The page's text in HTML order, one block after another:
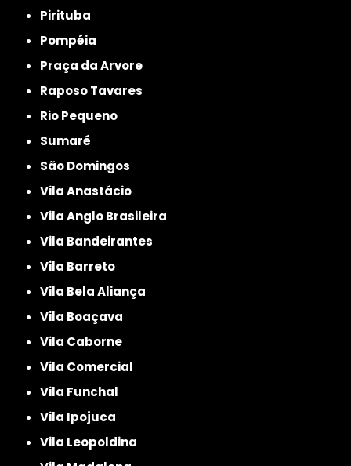
Pirituba
Pompéia
Praça da Arvore
Raposo Tavares
Rio Pequeno
Sumaré
São Domingos
Vila Anastácio
Vila Anglo Brasileira
Vila Bandeirantes
Vila Barreto
Vila Bela Aliança
Vila Boaçava
Vila Caborne
Vila Comercial
Vila Funchal
Vila Ipojuca
Vila Leopoldina